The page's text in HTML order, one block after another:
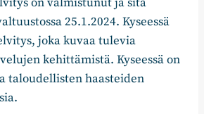
25.1.2024. Kyseessä
joka kuvaa tulevia
kehittämistä. Kyseessä on
taloudellisten haasteiden